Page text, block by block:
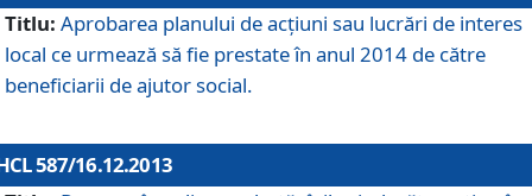
Titlu: Aprobarea planului de acţiuni sau lucrări de interes
local ce urmează să fie prestate în anul 2014 de către
beneficiarii de ajutor social.
587/16.12.2013